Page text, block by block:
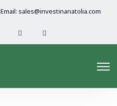
Email: sales@investinanatolia.com